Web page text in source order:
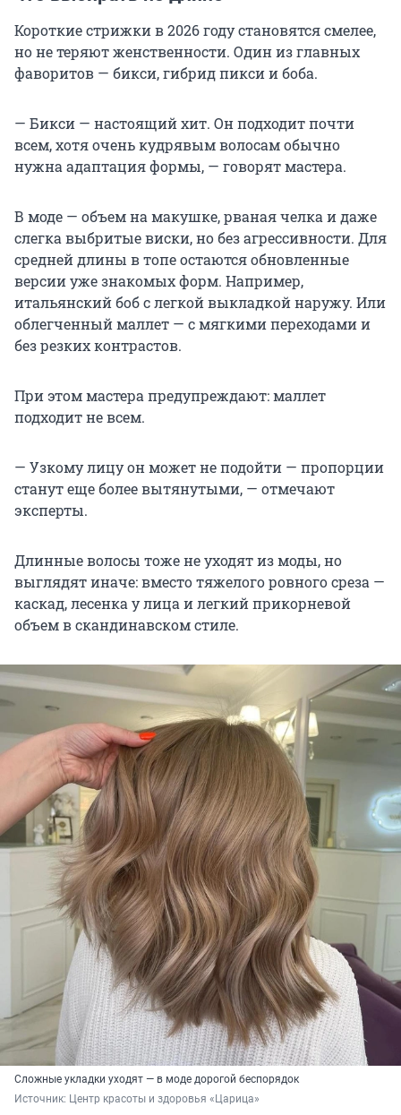
Короткие стрижки в 2026 году становятся смелее,
но не теряют женственности. Один из главных
фаворитов — бикси, гибрид пикси и боба.
— Бикси — настоящий хит. Он подходит почти
всем, хотя очень кудрявым волосам обычно
нужна адаптация формы, — говорят мастера.
В моде — объем на макушке, рваная челка и даже
слегка выбритые виски, но без агрессивности. Для
средней длины в топе остаются обновленные
версии уже знакомых форм. Например,
итальянский боб с легкой выкладкой наружу. Или
облегченный маллет — с мягкими переходами и
без резких контрастов.
При этом мастера предупреждают: маллет
подходит не всем.
— Узкому лицу он может не подойти — пропорции
станут еще более вытянутыми, — отмечают
эксперты.
Длинные волосы тоже не уходят из моды, но
выглядят иначе: вместо тяжелого ровного среза —
каскад, лесенка у лица и легкий прикорневой
объем в скандинавском стиле.
Сложные укладки уходят — в моде дорогой беспорядок
Источник: Центр красоты и здоровья «Царица»